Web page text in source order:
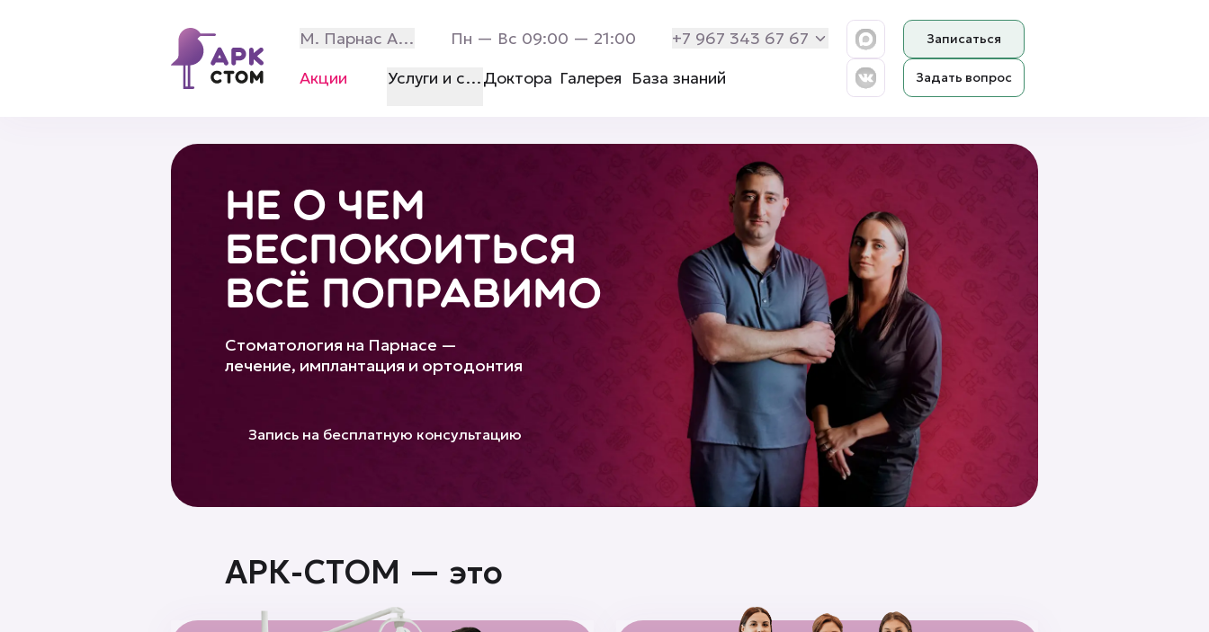
М. Парнас Архитектора Белова дом 9 строение 1 помещение 75Н
Пн — Вс 09:00 — 21:00
+7 967 343 67 67
Акции
Услуги и стоимость
Доктора Галерея База знаний
Записаться
Задать вопрос
НЕ О ЧЕМ
БЕСПОКОИТЬСЯ
ВСЁ ПОПРАВИМО
Стоматология на Парнасе —
лечение, имплантация и ортодонтия
Запись на бесплатную консультацию
АРК-СТОМ — это